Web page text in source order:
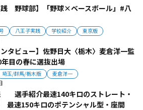
践 野球部】「野球×ベースボール」#八
八王子実践 学校紹介 東京版
ンタビュー】佐野日大〈栃木〉麦倉洋一監
目の春に選抜出場
埼玉/群馬/栃木版 麦倉洋一
選手紹介最速140キロのストレート・
最速150キロのポテンシャル型・座間